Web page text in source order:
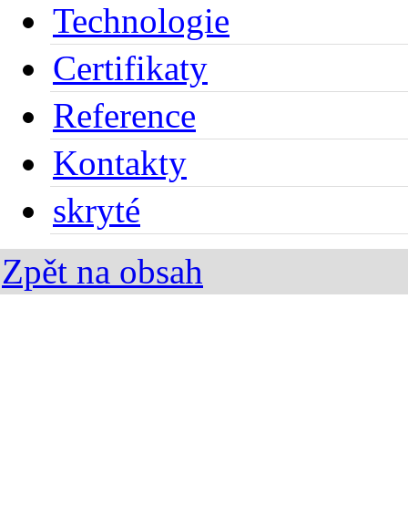
Technologie
Certifikaty
Reference
Kontakty
skryté
Zpět na obsah